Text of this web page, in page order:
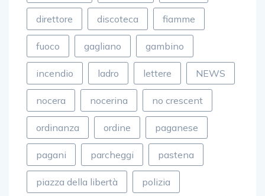
direttore discoteca fiamme
fuoco gagliano gambino
incendio ladro lettere NEWS
nocera nocerina no crescent
ordinanza ordine paganese
pagani parcheggi pastena
piazza della libertà polizia